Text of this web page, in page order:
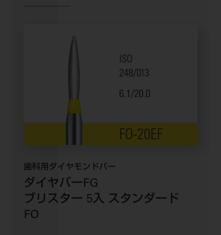
歯科用ダイヤモンドバー
ダイヤバーFG
ブリスター 5入 スタンダード
FO